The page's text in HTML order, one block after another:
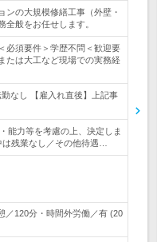
ンの大規模修繕工事（外壁・
全般をお任せします。
必須要件＞学歴不問＜歓迎要
たは大工など現場での実務経
なし 【雇入れ直後】上記事
能力等を考慮の上、決定しま
残業なし／その他待遇…
120分・時間外労働／有 (20